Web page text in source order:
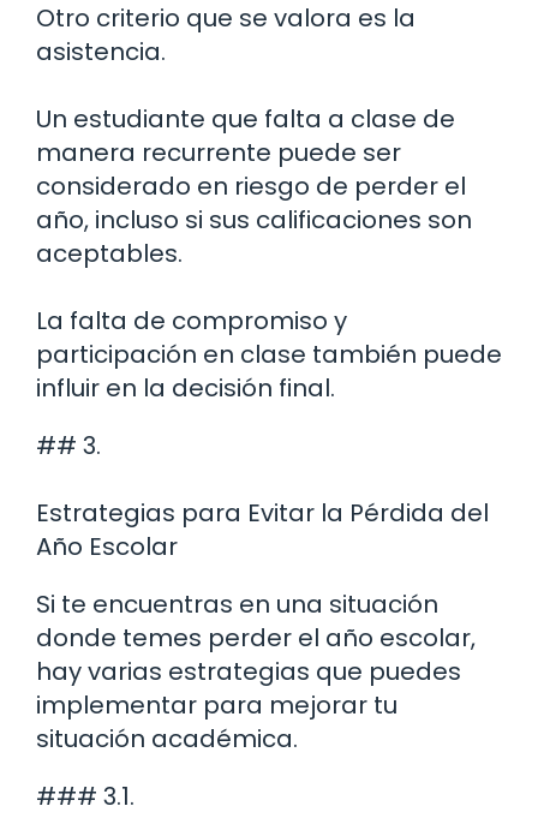
Otro criterio que se valora es la
asistencia.
Un estudiante que falta a clase de
manera recurrente puede ser
considerado en riesgo de perder el
año, incluso si sus calificaciones son
aceptables.
La falta de compromiso y
participación en clase también puede
influir en la decisión final.
## 3.
Estrategias para Evitar la Pérdida del
Año Escolar
Si te encuentras en una situación
donde temes perder el año escolar,
hay varias estrategias que puedes
implementar para mejorar tu
situación académica.
### 3.1.